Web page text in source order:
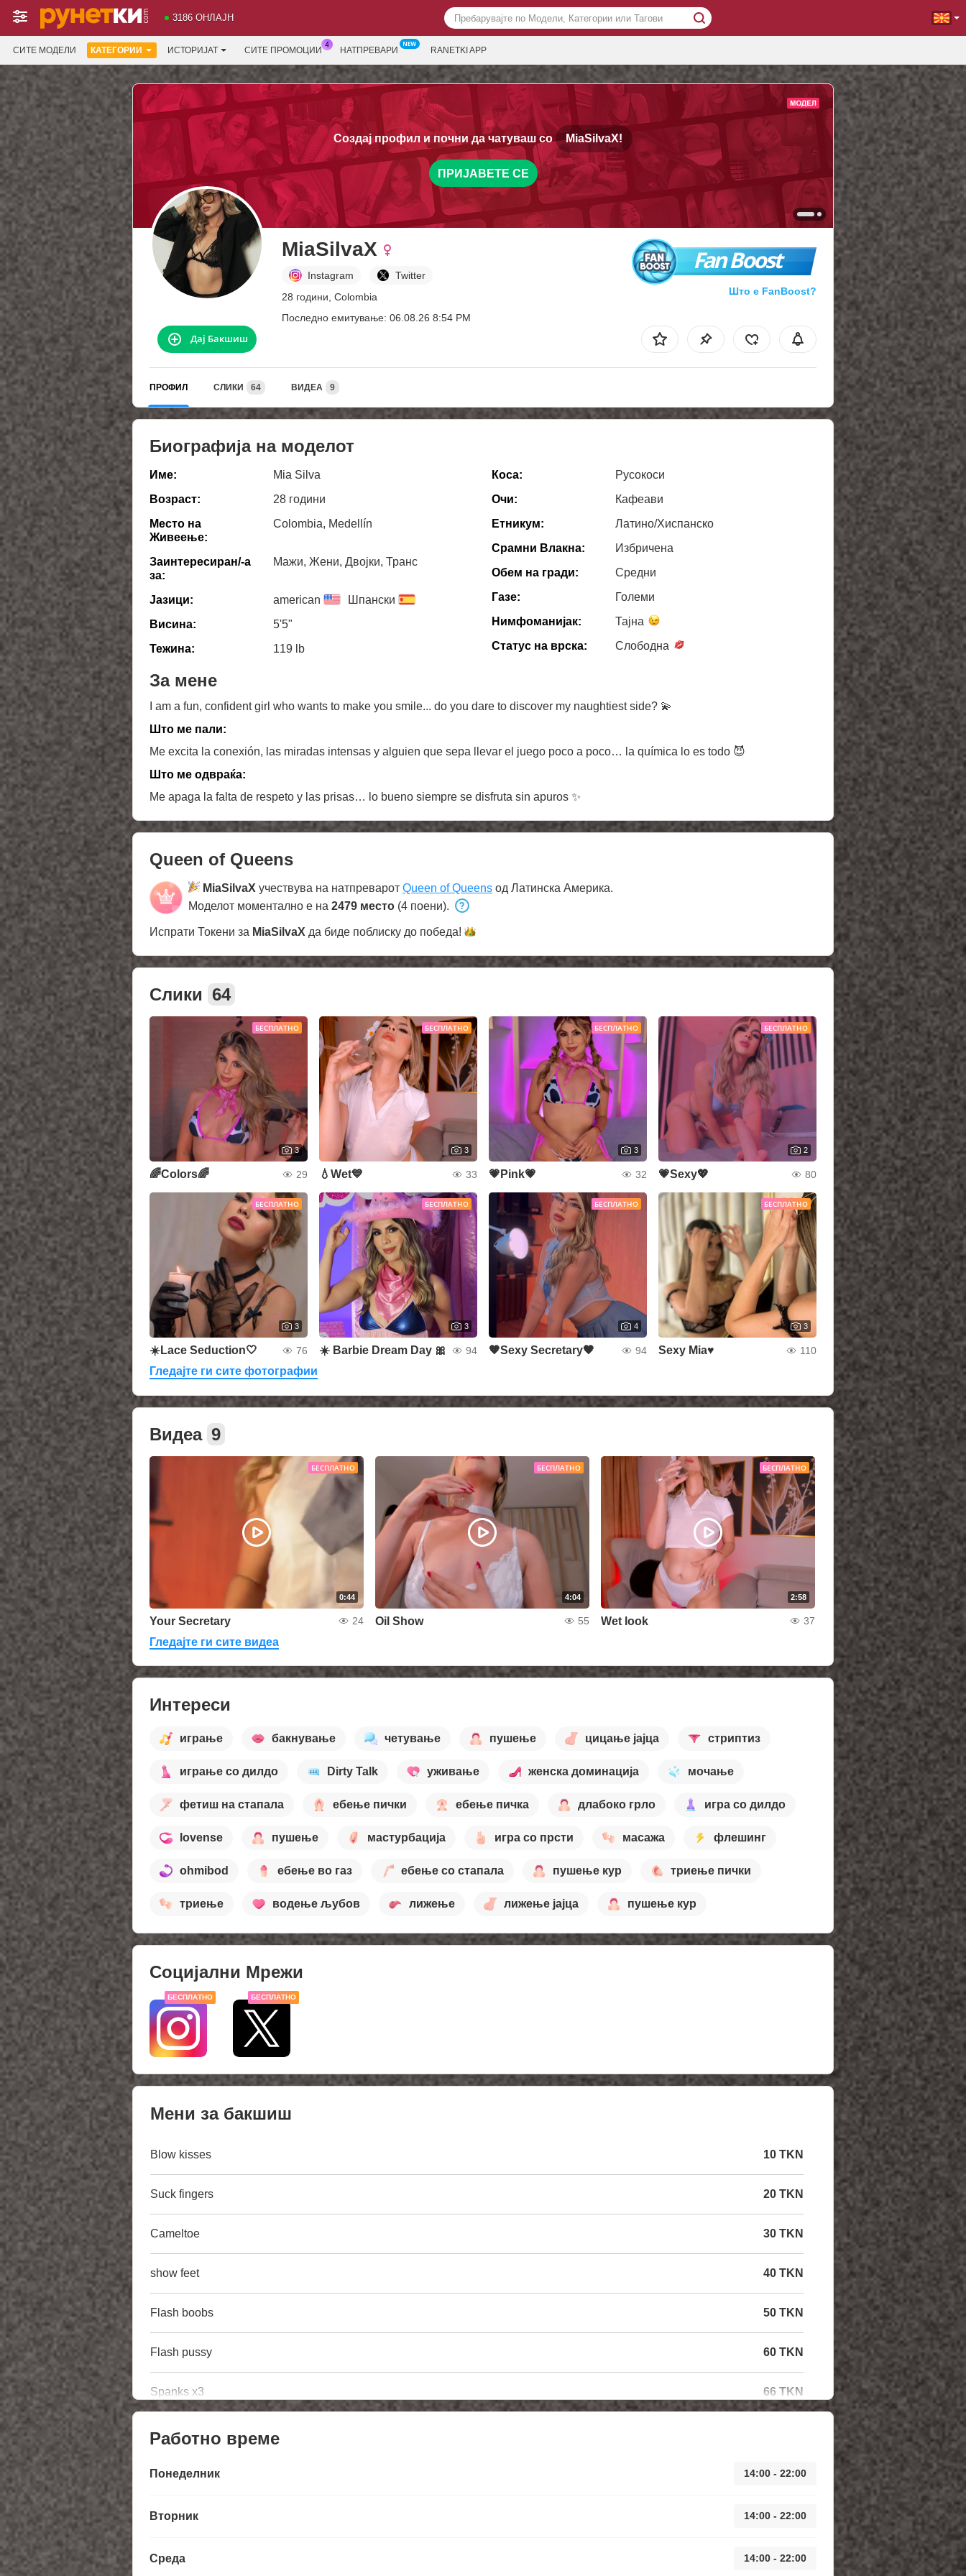
3186 ОНЛАЈН
СИТЕ МОДЕЛИ КАТЕГОРИИ ИСТОРИЈАТ СИТЕ ПРОМОЦИИ НАТПРЕВАРИ RANETKI APP
Создај профил и почни да чатуваш со MiaSilvaX!
ПРИЈАВЕТЕ СЕ
MiaSilvaX
Instagram
Twitter
28 години, Colombia
Последно емитување: 06.08.26 8:54 PM
Fan Boost
Што е FanBoost?
Дај Бакшиш
ПРОФИЛ СЛИКИ 64 ВИДЕА 9
Биографија на моделот
Име:
Mia Silva
Возраст:
28 години
Место на
Живеење:
Colombia, Medellín
Заинтересиран/-а
за:
Мажи, Жени, Двојки, Транс
Јазици: american Шпански
Висина:
5'5"
Тежина:
119 lb
Коса:
Русокоси
Очи:
Кафеави
Етникум:
Латино/Хиспанско
Срамни Влакна:
Избричена
Обем на гради:
Средни
Газе:
Големи
Нимфоманијак:
Тајна
Статус на врска:
Слободна
За мене
I am a fun, confident girl who wants to make you smile... do you dare to discover my naughtiest side? 💫
Што ме пали:
Me excita la conexión, las miradas intensas y alguien que sepa llevar el juego poco a poco… la química lo es todo 😈
Што ме одвраќа:
Me apaga la falta de respeto y las prisas… lo bueno siempre se disfruta sin apuros ✨
Queen of Queens
MiaSilvaX учествува на натпреварот Queen of Queens од Латинска Америка.
Моделот моментално е на 2479 место (4 поени).
Испрати Токени за MiaSilvaX да биде поблиску до победа!
Слики 64
БЕСПЛАТНО
3
🌈Colors🌈 29
БЕСПЛАТНО
3
💧Wet💙 33
БЕСПЛАТНО
3
💗Pink💗 32
БЕСПЛАТНО
2
💗Sexy💖 80
БЕСПЛАТНО
3
☀️Lace Seduction🤍 76
БЕСПЛАТНО
3
☀️ Barbie Dream Day 🎀 94
БЕСПЛАТНО
4
🧡Sexy Secretary🖤 94
БЕСПЛАТНО
3
Sexy Mia♥ 110
Гледајте ги сите фотографии
Видеа 9
БЕСПЛАТНО
0:44
Your Secretary 24
БЕСПЛАТНО
4:04
Oil Show 55
БЕСПЛАТНО
2:58
Wet look 37
Гледајте ги сите видеа
Интереси
играње бакнување четување пушење цицање јајца стриптиз
играње со дилдо Dirty Talk уживање женска доминација мочање
фетиш на стапала ебење пички ебење пичка длабоко грло игра со дилдо
lovense пушење мастурбација игра со прсти масажа флешинг
ohmibod ебење во газ ебење со стапала пушење кур триење пички
триење водење љубов лижење лижење јајца пушење кур
Социјални Мрежи
БЕСПЛАТНО БЕСПЛАТНО
Мени за бакшиш
Blow kisses 10 TKN
Suck fingers 20 TKN
Cameltoe 30 TKN
show feet 40 TKN
Flash boobs 50 TKN
Flash pussy 60 TKN
Spanks x3 66 TKN
Работно време
Понеделник 14:00 - 22:00
Вторник 14:00 - 22:00
Среда 14:00 - 22:00